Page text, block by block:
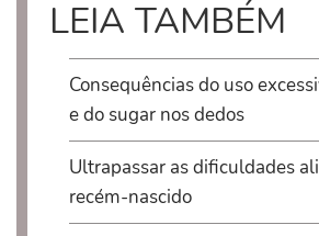
LEIA TAMBÉM
Consequências do uso
e do sugar nos dedos
Ultrapassar as dificuldades
recém-nascido